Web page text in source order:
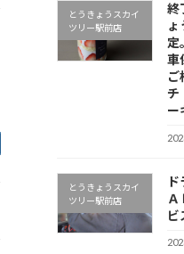
とうきょうスカイ
ツリー駅前店
終
ょ
定
車
ご
チ
ー
とうきょうスカイ
ツリー駅前店
ド
Ａ
ビ